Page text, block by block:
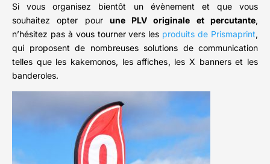
Si vous organisez bientôt un évènement et que vous
souhaitez opter pour une PLV originale et percutante,
n’hésitez pas à vous tourner vers les produits de Prismaprint,
qui proposent de nombreuses solutions de communication
telles que les kakemonos, les affiches, les X banners et les
banderoles.